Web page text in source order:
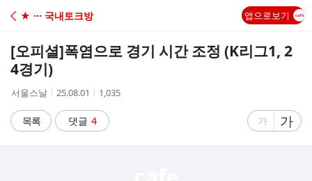
C
A
★ ··· 국내토크방 앱으로보기
[오피셜]폭염으로 경기 시간 조정 (K리그1, 2
4경기)
작
자
서울스날
작
시
간
25.08.01
조
수
1,035
목록 댓글 4
글
가
글
자
가